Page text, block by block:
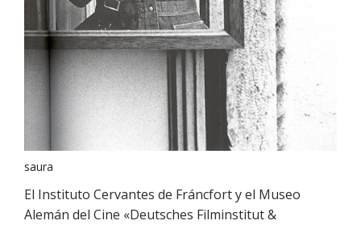
saura
El Instituto Cervantes de Fráncfort y el Museo
Alemán del Cine «Deutsches Filminstitut &